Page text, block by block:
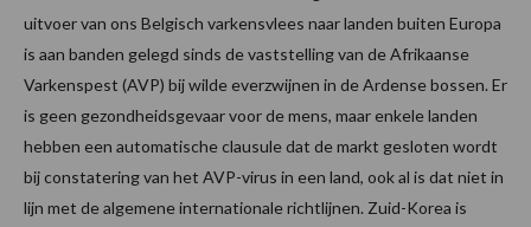
uitvoer van ons Belgisch varkensvlees naar landen buiten Europa
is aan banden gelegd sinds de vaststelling van de Afrikaanse
Varkenspest (AVP) bij wilde everzwijnen in de Ardense bossen. Er
is geen gezondheidsgevaar voor de mens, maar enkele landen
hebben een automatische clausule dat de markt gesloten wordt
bij constatering van het AVP-virus in een land, ook al is dat niet in
lijn met de algemene internationale richtlijnen. Zuid-Korea is